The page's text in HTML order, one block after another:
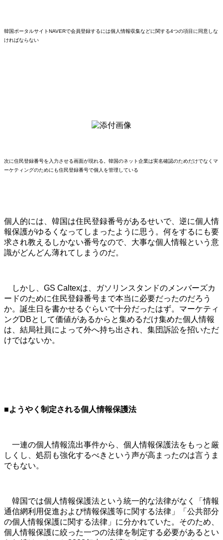
韓国ポータルサイトNAVERで会員登録するには個人情報収集などに関する4つの項目に同意しな
ければならない
次に住民登録番号を入力させる画面が現れる。韓国のネット企業は実名確認のためだけでなくマ
ーケティングのためにも住民登録番号で個人を管理している
個人的には、韓国は住民登録番号があるせいで、逆に個人情
報保護がゆるくなってしまったように思う。何をするにも要
求され教えるしかない番号なので、大事な個人情報という意
識がどんどん薄れてしまうのだ。
しかし、GS Caltexは、ガソリンスタンドのメンバーズカ
ードのために住民登録番号まで本当に必要だったのだろう
か。誕生日を書かせるぐらいで十分だったはず。マーケティ
ングDBとして価値があるからと集めるだけ集めた個人情報
は、結局社員によって外へ持ち出され、集団訴訟を招いただ
けではないか。
■ようやく制定される個人情報保護法
一連の個人情報流出事件から、個人情報保護法をもっと厳
しくし、処罰も強化するべきという声が高まったのは言うま
でもない。
韓国では個人情報保護法という統一的な法律がなく「情報
通信網利用促進および情報保護等に関する法律」「公共部分
の個人情報保護に関する法律」に分かれていた。そのため、
個人情報保護に絞った一つの法律を制定する必要があるとい